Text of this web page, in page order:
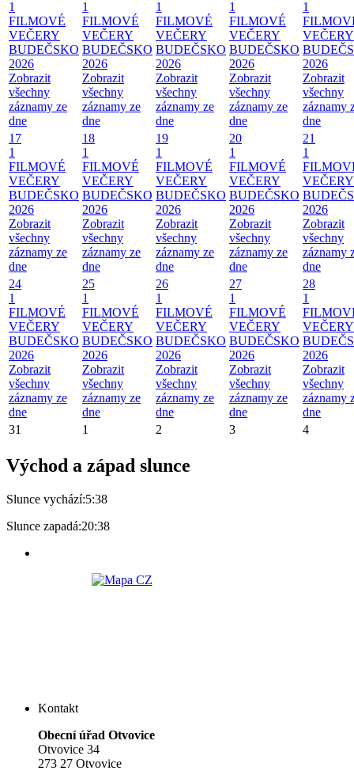
1
FILMOVÉ
VEČERY
BUDEČSKO
2026
Zobrazit
všechny
záznamy ze
dne
1
FILMOVÉ
VEČERY
BUDEČSKO
2026
Zobrazit
všechny
záznamy ze
dne
1
FILMOVÉ
VEČERY
BUDEČSKO
2026
Zobrazit
všechny
záznamy ze
dne
1
FILMOVÉ
VEČERY
BUDEČSKO
2026
Zobrazit
všechny
záznamy ze
dne
1
VEČERY
2026
Zobrazit
všechny
záznamy
dne
17
1
FILMOVÉ
VEČERY
BUDEČSKO
2026
Zobrazit
všechny
záznamy ze
dne
18
1
FILMOVÉ
VEČERY
BUDEČSKO
2026
Zobrazit
všechny
záznamy ze
dne
19
1
FILMOVÉ
VEČERY
BUDEČSKO
2026
Zobrazit
všechny
záznamy ze
dne
20
1
FILMOVÉ
VEČERY
BUDEČSKO
2026
Zobrazit
všechny
záznamy ze
dne
21
1
VEČERY
2026
Zobrazit
všechny
záznamy
dne
24
1
FILMOVÉ
VEČERY
BUDEČSKO
2026
Zobrazit
všechny
záznamy ze
dne
25
1
FILMOVÉ
VEČERY
BUDEČSKO
2026
Zobrazit
všechny
záznamy ze
dne
26
1
FILMOVÉ
VEČERY
BUDEČSKO
2026
Zobrazit
všechny
záznamy ze
dne
27
1
FILMOVÉ
VEČERY
BUDEČSKO
2026
Zobrazit
všechny
záznamy ze
dne
28
1
VEČERY
2026
Zobrazit
všechny
záznamy
dne
31
1 2 3 4
Východ a západ slunce
Slunce vychází:5:38
Slunce zapadá:20:38
Kontakt
Obecní úřad Otvovice
Otvovice 34
273 27 Otvovice